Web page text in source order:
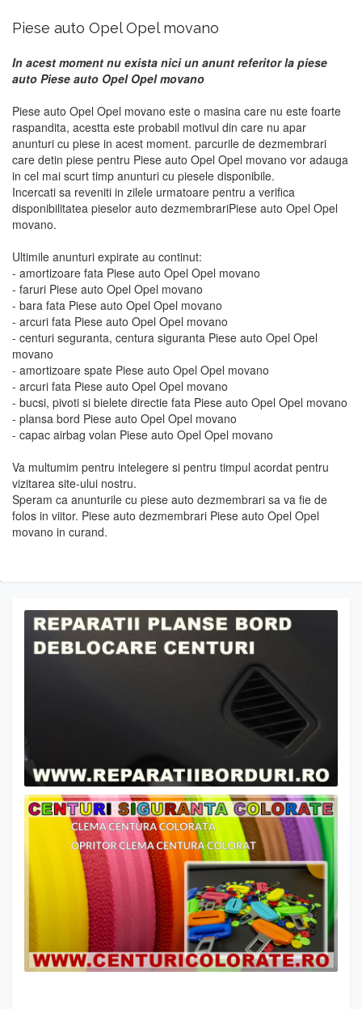
Piese auto Opel Opel movano
In acest moment nu exista nici un anunt referitor la piese
auto Piese auto Opel Opel movano
Piese auto Opel Opel movano este o masina care nu este foarte
raspandita, acestta este probabil motivul din care nu apar
anunturi cu piese in acest moment. parcurile de dezmembrari
care detin piese pentru Piese auto Opel Opel movano vor adauga
in cel mai scurt timp anunturi cu piesele disponibile.
Incercati sa reveniti in zilele urmatoare pentru a verifica
disponibilitatea pieselor auto dezmembrariPiese auto Opel Opel
movano.
Ultimile anunturi expirate au continut:
- amortizoare fata Piese auto Opel Opel movano
- faruri Piese auto Opel Opel movano
- bara fata Piese auto Opel Opel movano
- arcuri fata Piese auto Opel Opel movano
- centuri seguranta, centura siguranta Piese auto Opel Opel
movano
- amortizoare spate Piese auto Opel Opel movano
- arcuri fata Piese auto Opel Opel movano
- bucsi, pivoti si bielete directie fata Piese auto Opel Opel movano
- plansa bord Piese auto Opel Opel movano
- capac airbag volan Piese auto Opel Opel movano
Va multumim pentru intelegere si pentru timpul acordat pentru
vizitarea site-ului nostru.
Speram ca anunturile cu piese auto dezmembrari sa va fie de
folos in viitor. Piese auto dezmembrari Piese auto Opel Opel
movano in curand.